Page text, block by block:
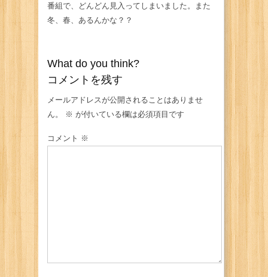
番組で、どんどん見入ってしまいました。また
冬、春、あるんかな？？
What do you think?
コメントを残す
メールアドレスが公開されることはありませ
ん。
※ が付いている欄は必須項目です
コメント ※